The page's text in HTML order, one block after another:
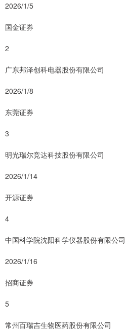
2026/1/5
国金证券
2
广东邦泽创科电器股份有限公司
2026/1/8
东莞证券
3
明光瑞尔竞达科技股份有限公司
2026/1/14
开源证券
4
中国科学院沈阳科学仪器股份有限公司
2026/1/16
招商证券
5
常州百瑞吉生物医药股份有限公司